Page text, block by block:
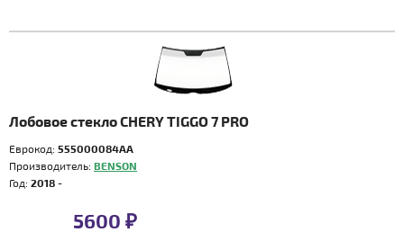
Лобовое стекло CHERY TIGGO 7 PRO
Еврокод: 555000084AA
Производитель: BENSON
Год: 2018 -
5600 ₽